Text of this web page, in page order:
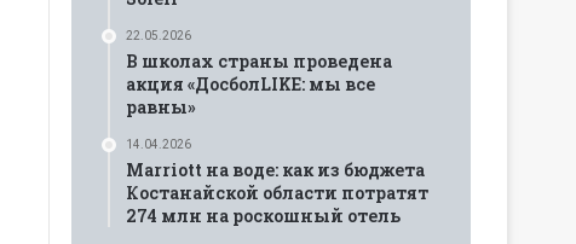
22.05.2026
В школах страны проведена
акция «ДосболLIKE: мы все
равны»
14.04.2026
Marriott на воде: как из бюджета
Костанайской области потратят
274 млн на роскошный отель